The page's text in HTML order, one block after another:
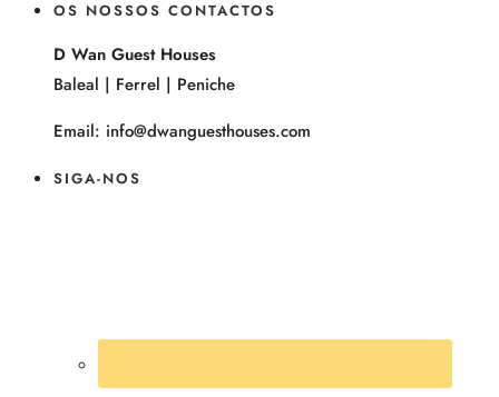
OS NOSSOS CONTACTOS
D Wan Guest Houses
Baleal | Ferrel | Peniche
Email: info@dwanguesthouses.com
SIGA-NOS